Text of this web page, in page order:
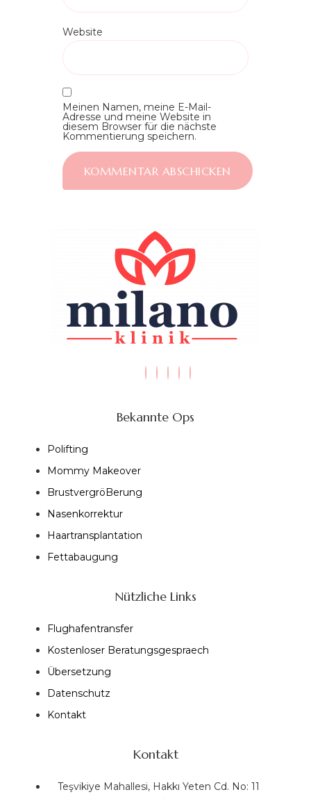
Website
Meinen Namen, meine E-Mail-
Adresse und meine Website in
diesem Browser für die nächste
Kommentierung speichern.
Bekannte Ops
Polifting
Mommy Makeover
BrustvergröBerung
Nasenkorrektur
Haartransplantation
Fettabaugung
Nützliche Links
Flughafentransfer
Kostenloser Beratungsgespraech
Übersetzung
Datenschutz
Kontakt
Kontakt
Teşvikiye Mahallesi, Hakkı Yeten Cd. No: 11